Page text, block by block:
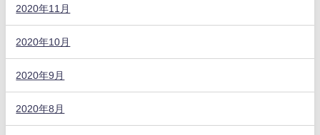
2020年11月
2020年10月
2020年9月
2020年8月